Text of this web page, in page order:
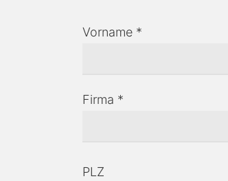
Vorname *
Firma *
PLZ